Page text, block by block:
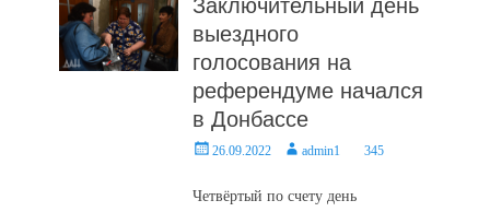
Заключительный день
выездного
голосования на
референдуме начался
в Донбассе
Posted26.09.2022 Authoradmin1 345
Четвёртый по счету день